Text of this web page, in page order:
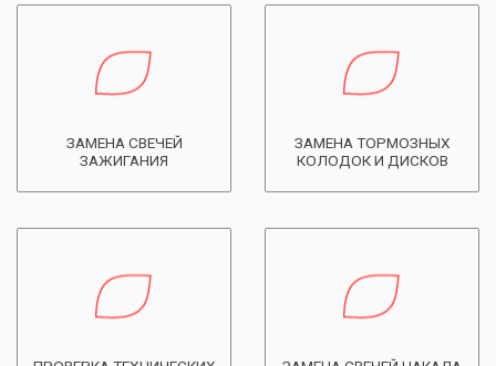
ЗАМЕНА СВЕЧЕЙ
ЗАЖИГАНИЯ
ЗАМЕНА ТОРМОЗНЫХ
КОЛОДОК И ДИСКОВ